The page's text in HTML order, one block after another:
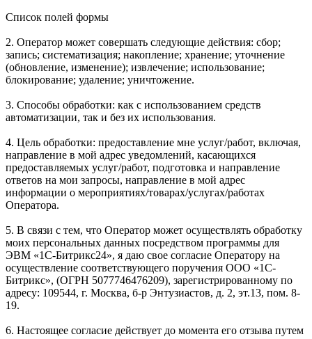
Список полей формы
2. Оператор может совершать следующие действия: сбор;
запись; систематизация; накопление; хранение; уточнение
(обновление, изменение); извлечение; использование;
блокирование; удаление; уничтожение.
3. Способы обработки: как с использованием средств
автоматизации, так и без их использования.
4. Цель обработки: предоставление мне услуг/работ, включая,
направление в мой адрес уведомлений, касающихся
предоставляемых услуг/работ, подготовка и направление
ответов на мои запросы, направление в мой адрес
информации о мероприятиях/товарах/услугах/работах
Оператора.
5. В связи с тем, что Оператор может осуществлять обработку
моих персональных данных посредством программы для
ЭВМ «1С-Битрикс24», я даю свое согласие Оператору на
осуществление соответствующего поручения ООО «1С-
Битрикс», (ОГРН 5077746476209), зарегистрированному по
адресу: 109544, г. Москва, б-р Энтузиастов, д. 2, эт.13, пом. 8-
19.
6. Настоящее согласие действует до момента его отзыва путем